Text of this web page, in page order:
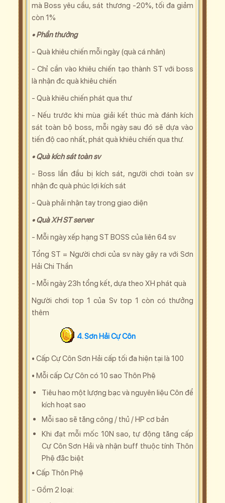
mà Boss yêu cầu, sát thương -20%, tối đa giảm
còn 1%
• Phần thưởng
- Quà khiêu chiến mỗi ngày (quà cá nhân)
- Chỉ cần vào khiêu chiến tạo thành ST với boss
là nhận đc quà khiêu chiến
- Quà khiêu chiến phát qua thư
- Nếu trước khi mùa giải kết thúc mà đánh kích
sát toàn bộ boss, mỗi ngày sau đó sẽ dựa vào
tiến độ cao nhất, phát quà khiêu chiến qua thư.
• Quà kích sát toàn sv
- Boss lần đầu bị kích sát, người chơi toàn sv
nhận đc quà phúc lợi kích sát
- Quà phải nhận tay trong giao diện
• Quà XH ST server
- Mỗi ngày xếp hạng ST BOSS của liên 64 sv
Tổng ST = Người chơi của sv này gây ra với Sơn
Hải Chi Thần
- Mỗi ngày 23h tổng kết, dựa theo XH phát quà
Người chơi top 1 của Sv top 1 còn có thưởng
thêm
4. Sơn Hải Cự Côn
• Cấp Cự Côn Sơn Hải cấp tối đa hiện tại là 100
• Mỗi cấp Cự Côn có 10 sao Thôn Phệ
Tiêu hao một lượng bạc và nguyên liệu Côn để
kích hoạt sao
Mỗi sao sẽ tăng công / thủ / HP cơ bản
Khi đạt mỗi mốc 10N sao, tự động tăng cấp
Cự Côn Sơn Hải và nhận buff thuộc tính Thôn
Phệ đặc biệt
• Cấp Thôn Phệ
- Gồm 2 loại: